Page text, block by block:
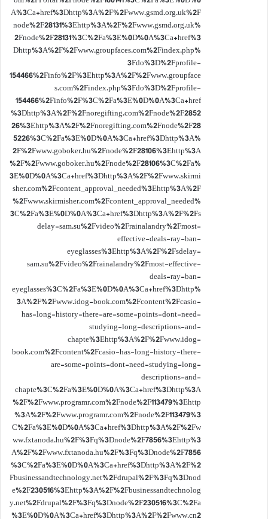
A%3Ca+href%3Dhttp%3A%2F%2Fwww.gsmd.org.uk%2F
node%2F28131%3Ehttp%3A%2F%2Fwww.gsmd.org.uk%
2Fnode%2F28131%3C%2Fa%3E%0D%0A%3Ca+href%3
Dhttp%3A%2F%2Fwww.groupfaces.com%2Findex.php%
3Fdo%3D%2Fprofile-
154466%2Finfo%2F%3Ehttp%3A%2F%2Fwww.groupface
s.com%2Findex.php%3Fdo%3D%2Fprofile-
154466%2Finfo%2F%3C%2Fa%3E%0D%0A%3Ca+href
%3Dhttp%3A%2F%2Fnoregifting.com%2Fnode%2F2852
26%3Ehttp%3A%2F%2Fnoregifting.com%2Fnode%2F28
5226%3C%2Fa%3E%0D%0A%3Ca+href%3Dhttp%3A%
2F%2Fwww.goboker.hu%2Fnode%2F28106%3Ehttp%3A
%2F%2Fwww.goboker.hu%2Fnode%2F28106%3C%2Fa%
3E%0D%0A%3Ca+href%3Dhttp%3A%2F%2Fwww.skirmi
sher.com%2Fcontent_approval_needed%3Ehttp%3A%2F
%2Fwww.skirmisher.com%2Fcontent_approval_needed%
3C%2Fa%3E%0D%0A%3Ca+href%3Dhttp%3A%2F%2Fs
delay-sam.su%2Fvideo%2Frainalandry%2Fmost-
effective-deals-ray-ban-
eyeglasses%3Ehttp%3A%2F%2Fsdelay-
sam.su%2Fvideo%2Frainalandry%2Fmost-effective-
deals-ray-ban-
eyeglasses%3C%2Fa%3E%0D%0A%3Ca+href%3Dhttp%
3A%2F%2Fwww.idog-book.com%2Fcontent%2Fcasio-
has-long-history-there-are-some-points-dont-need-
studying-long-descriptions-and-
chapte%3Ehttp%3A%2F%2Fwww.idog-
book.com%2Fcontent%2Fcasio-has-long-history-there-
are-some-points-dont-need-studying-long-
descriptions-and-
chapte%3C%2Fa%3E%0D%0A%3Ca+href%3Dhttp%3A
%2F%2Fwww.programr.com%2Fnode%2F113479%3Ehttp
%3A%2F%2Fwww.programr.com%2Fnode%2F113479%3
C%2Fa%3E%0D%0A%3Ca+href%3Dhttp%3A%2F%2Fw
ww.fxtanoda.hu%2F%3Fq%3Dnode%2F7856%3Ehttp%3
A%2F%2Fwww.fxtanoda.hu%2F%3Fq%3Dnode%2F7856
%3C%2Fa%3E%0D%0A%3Ca+href%3Dhttp%3A%2F%2
Fbusinessandtechnology.net%2Fdrupal%2F%3Fq%3Dnod
e%2F230516%3Ehttp%3A%2F%2Fbusinessandtechnolog
y.net%2Fdrupal%2F%3Fq%3Dnode%2F230516%3C%2Fa
%3E%0D%0A%3Ca+href%3Dhttp%3A%2F%2Fwww.cn2